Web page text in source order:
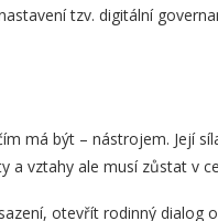
tzv. digitální
má být – nástrojem. Její
vztahy ale musí zůstat v
otevřít rodinný dialog